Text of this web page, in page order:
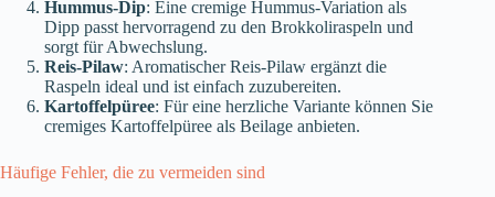
Hummus-Dip: Eine cremige Hummus-Variation als
Dipp passt hervorragend zu den Brokkoliraspeln und
sorgt für Abwechslung.
Reis-Pilaw: Aromatischer Reis-Pilaw ergänzt die
Raspeln ideal und ist einfach zuzubereiten.
Kartoffelpüree: Für eine herzliche Variante können Sie
cremiges Kartoffelpüree als Beilage anbieten.
Häufige Fehler, die zu vermeiden sind